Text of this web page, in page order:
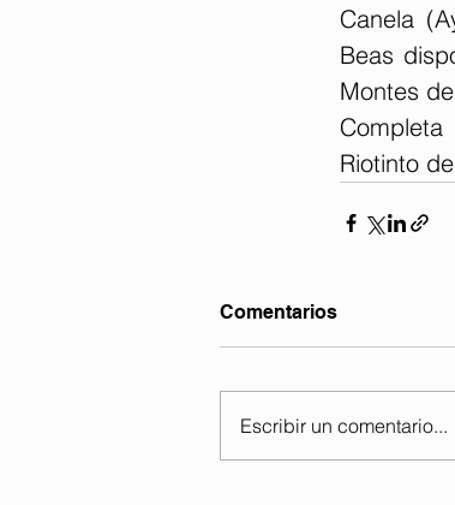
Canela
Beas
Montes
Riotinto
Comentarios
Escribir un comentario...